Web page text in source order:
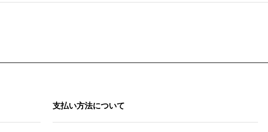
支払い方法について